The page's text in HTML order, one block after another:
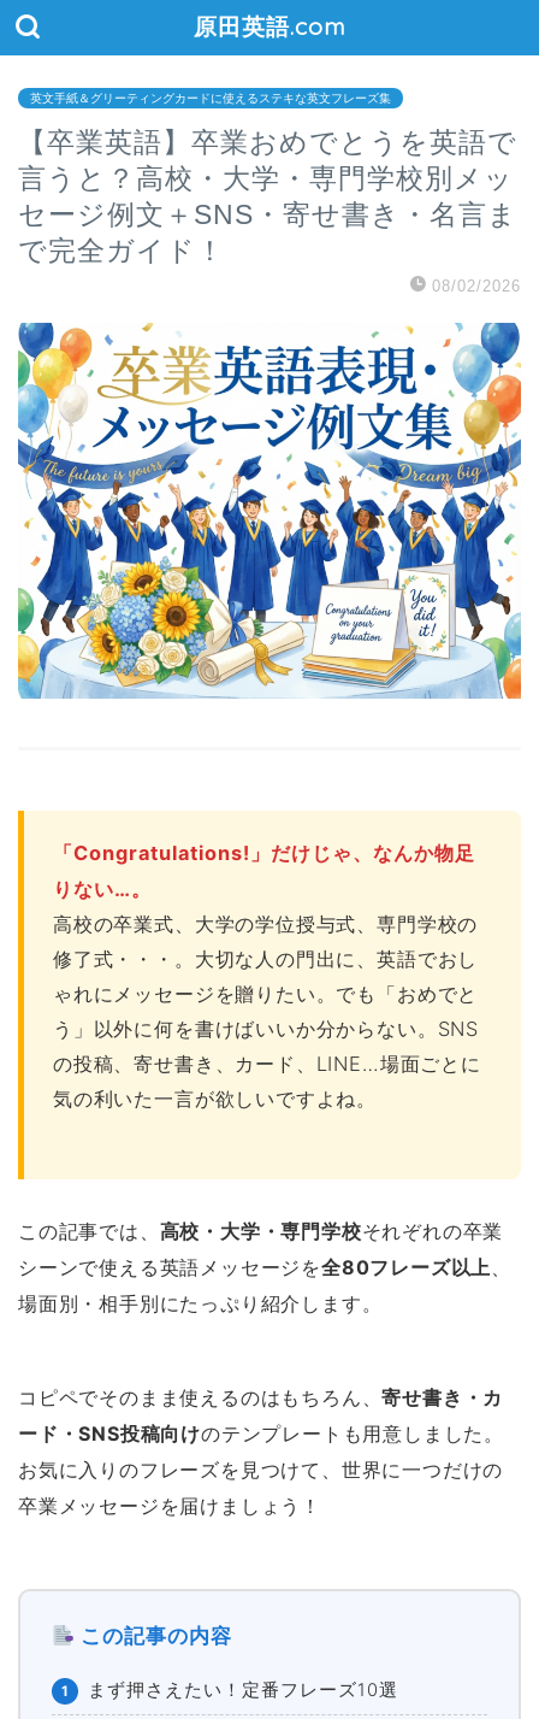
原田英語.com
英文手紙＆グリーティングカードに使えるステキな英文フレーズ集
【卒業英語】卒業おめでとうを英語で
言うと？高校・大学・専門学校別メッ
セージ例文＋SNS・寄せ書き・名言ま
で完全ガイド！
08/02/2026
「Congratulations!」だけじゃ、なんか物足
りない…。
高校の卒業式、大学の学位授与式、専門学校の
修了式・・・。大切な人の門出に、英語でおし
ゃれにメッセージを贈りたい。でも「おめでと
う」以外に何を書けばいいか分からない。SNS
の投稿、寄せ書き、カード、LINE…場面ごとに
気の利いた一言が欲しいですよね。
この記事では、 高校・大学・専門学校それぞれの卒業
シーンで使える英語メッセージを全80フレーズ以上
場面別・相手別にたっぷり紹介します。
コピペでそのまま使えるのはもちろん、寄せ書き・カ
ード・SNS投稿向けのテンプレートも用意しました。
お気に入りのフレーズを見つけて、世界に一つだけの
卒業メッセージを届けましょう！
この記事の内容
1 まず押さえたい！定番フレーズ10選